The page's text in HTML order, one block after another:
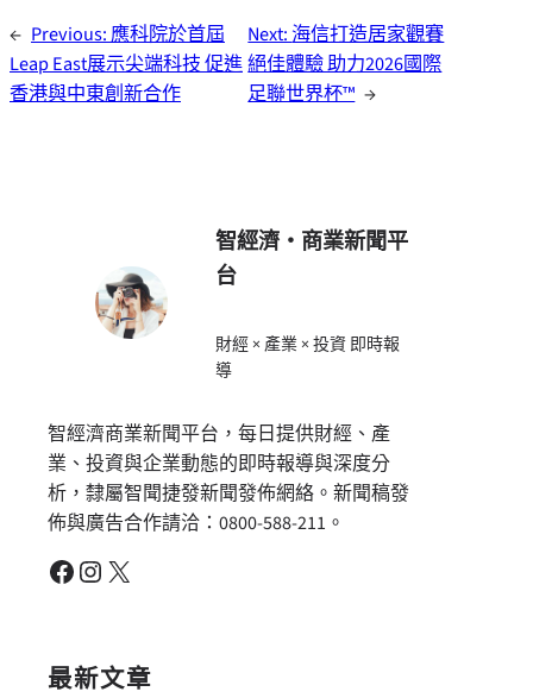
← Previous:應科院於首屆
Leap East展示尖端科技 促進
香港與中東創新合作
Next: 海信打造居家觀賽
絕佳體驗 助力2026國際
足聯世界杯™ →
智經濟・商業新聞平
台
財經 × 產業 × 投資 即時報
導
智經濟商業新聞平台，每日提供財經、產
業、投資與企業動態的即時報導與深度分
析，隸屬智聞捷發新聞發佈網絡。新聞稿發
佈與廣告合作請洽：0800-588-211。
Facebook Instagram X
最新文章